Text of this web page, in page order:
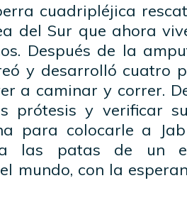
cuadripléjica
del Sur que ahora
Después de la
y desarrolló cuatro
a caminar y correr.
prótesis y verificar
para colocarle a
las patas de un
mundo, con la